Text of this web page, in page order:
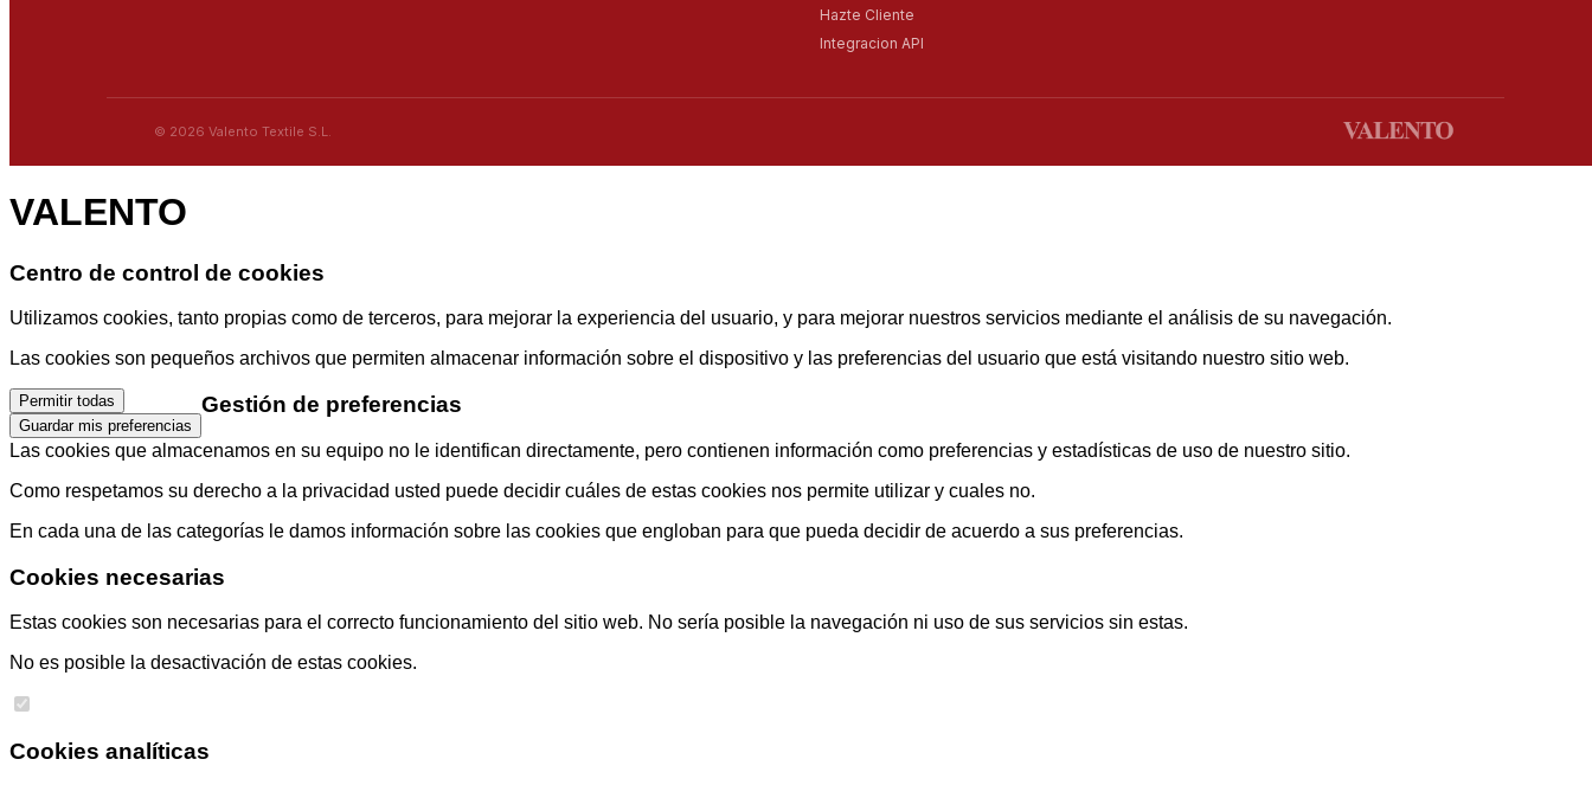
Hazte Cliente
Integracion API
© 2026 Valento Textile S.L.
VALENTO
Centro de control de cookies
Utilizamos cookies, tanto propias como de terceros, para mejorar la experiencia del usuario, y para mejorar nuestros servicios mediante el análisis de su navegación.
Las cookies son pequeños archivos que permiten almacenar información sobre el dispositivo y las preferencias del usuario que está visitando nuestro sitio web.
Permitir todas
Guardar mis preferencias
Gestión de preferencias
Las cookies que almacenamos en su equipo no le identifican directamente, pero contienen información como preferencias y estadísticas de uso de nuestro sitio.
Como respetamos su derecho a la privacidad usted puede decidir cuáles de estas cookies nos permite utilizar y cuales no.
En cada una de las categorías le damos información sobre las cookies que engloban para que pueda decidir de acuerdo a sus preferencias.
Cookies necesarias
Estas cookies son necesarias para el correcto funcionamiento del sitio web. No sería posible la navegación ni uso de sus servicios sin estas.
No es posible la desactivación de estas cookies.
Cookies analíticas